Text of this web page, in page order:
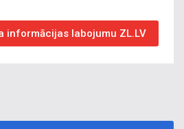
informācijas labojumu ZL.LV